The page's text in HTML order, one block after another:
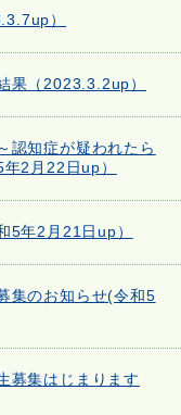
）
果（2023.3.2up）
認知症が疑われたら
2月22日up）
5年2月21日up）
集のお知らせ(令和5
募集はじまります